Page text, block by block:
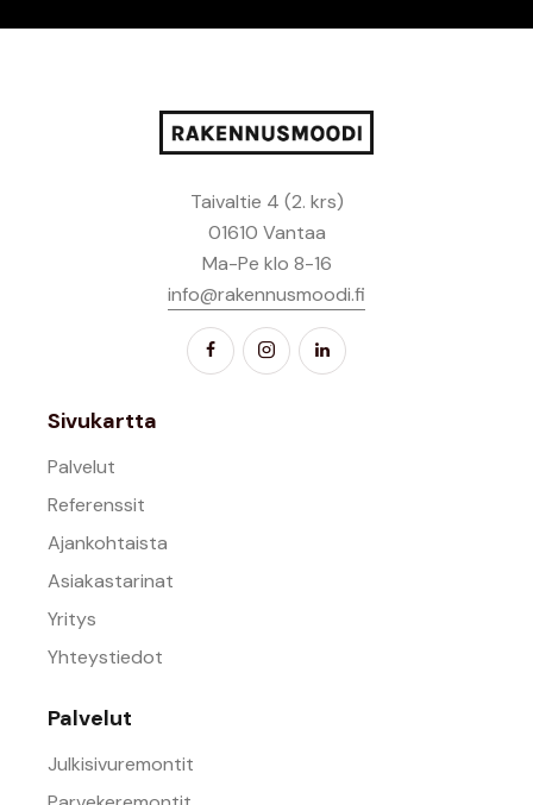
Taivaltie 4 (2. krs)
01610 Vantaa
Ma-Pe klo 8-16
info@rakennusmoodi.fi
Sivukartta
Palvelut
Referenssit
Ajankohtaista
Asiakastarinat
Yritys
Yhteystiedot
Palvelut
Julkisivuremontit